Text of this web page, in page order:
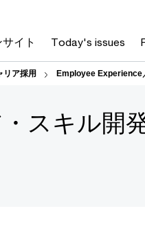
イト Today's issues
リア採用 Employee Experience
スキル開